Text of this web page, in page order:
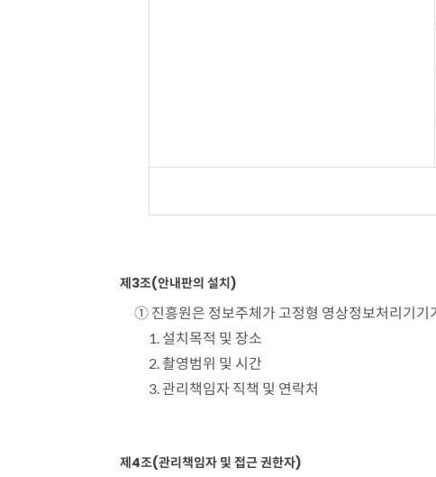
표
제3조(안내판의 설치)
① 진흥원은 정보주체가 고정형 영상정보처리기기
1. 설치목적 및 장소
2. 촬영범위 및 시간
3. 관리책임자 직책 및 연락처
제4조(관리책임자 및 접근 권한자)